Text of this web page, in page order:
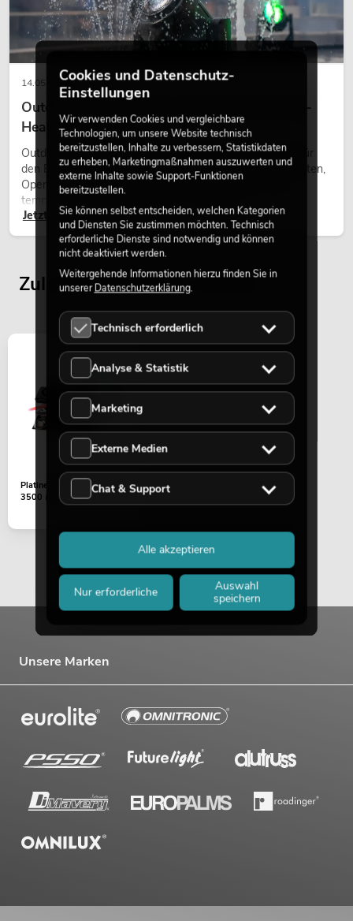
14.05.2026
Outdoor Moving-Heads: Wetterfeste Moving-
Heads bei Events
Outdoor Moving-Heads sind bewegliche Scheinwerfer für
den Einsatz im Freien. Sie werden bei Festivals, Stadtfesten,
Open-Air-Konzerten, Architekturinszenierungen und
temporären Außeninstallationen eingesetzt.
Jetzt lesen
Zuletzt angesehene Artikel
Platine (Output) DDA-
3500 ()
Unsere Marken
Cookies und Datenschutz-
Einstellungen
Wir verwenden Cookies und vergleichbare
Technologien, um unsere Website technisch
bereitzustellen, Inhalte zu verbessern, Statistikdaten
zu erheben, Marketingmaßnahmen auszuwerten und
externe Inhalte sowie Support-Funktionen
bereitzustellen.
Sie können selbst entscheiden, welchen Kategorien
und Diensten Sie zustimmen möchten. Technisch
erforderliche Dienste sind notwendig und können
nicht deaktiviert werden.
Weitergehende Informationen hierzu finden Sie in
unsererDatenschutzerklärung.
Technisch erforderlich
Analyse & Statistik
Marketing
Externe Medien
Chat & Support
Nur erforderliche
Auswahl
speichern
Alle akzeptieren